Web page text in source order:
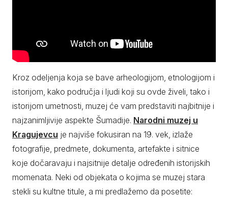
Kroz odeljenja koja se bave arheologijom, etnologijom i
istorijom, kako područja i ljudi koji su ovde živeli, tako i
istorijom umetnosti, muzej će vam predstaviti najbitnije i
najzanimljivije aspekte Šumadije. Narodni muzej u
Kragujevcu je najviše fokusiran na 19. vek, izlaže
fotografije, predmete, dokumenta, artefakte i sitnice
koje dočaravaju i najsitnije detalje određenih istorijskih
momenata. Neki od objekata o kojima se muzej stara
stekli su kultne titule, a mi predlažemo da posetite: